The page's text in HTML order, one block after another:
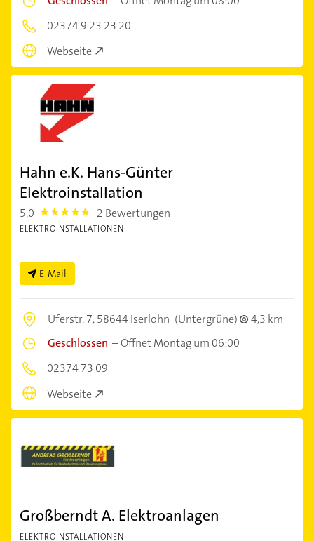
02374 9 23 23 20
Webseite
Hahn e.K. Hans-Günter
Elektroinstallation
5,0 5.0 2 Bewertungen
ELEKTROINSTALLATIONEN
E-Mail
Uferstr. 7,58644 Iserlohn (Untergrüne)
4,3 km
Geschlossen –Öffnet Montag um 06:00
02374 73 09
Webseite
Großberndt A. Elektroanlagen
ELEKTROINSTALLATIONEN